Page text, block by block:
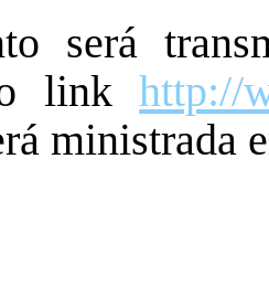
será
linkhttp://
ministrada